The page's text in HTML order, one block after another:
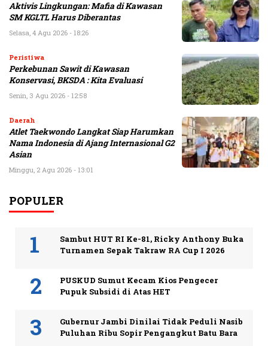
Aktivis Lingkungan: Mafia di Kawasan
SM KGLTL Harus Diberantas
Selasa, 4 Agu 2026 - 18:26
Peristiwa
Perkebunan Sawit di Kawasan
Konservasi, BKSDA : Kita Evaluasi
Senin, 3 Agu 2026 - 12:58
Daerah
Atlet Taekwondo Langkat Siap Harumkan
Nama Indonesia di Ajang Internasional G2
Asian
Minggu, 2 Agu 2026 - 13:01
POPULER
Sambut HUT RI Ke-81, Ricky Anthony Buka
Turnamen Sepak Takraw RA Cup I 2026
PUSKUD Sumut Kecam Kios Pengecer
Pupuk Subsidi di Atas HET
Gubernur Jambi Dinilai Tidak Peduli Nasib
Puluhan Ribu Sopir Pengangkut Batu Bara